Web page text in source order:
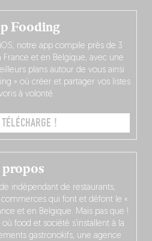
propos
indépendant de restaurants,
qui font et défont le «
et en Belgique. Mais pas que !
food et société s’installent à la
gastronokifs, une agence
Fooding
notre app compile près de 3
France et en Belgique, avec une
plans autour de vous ainsi
» où créer et partager vos listes
à volonté.
!